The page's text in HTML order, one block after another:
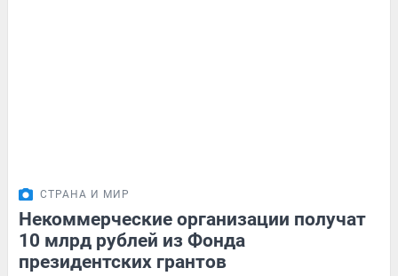
СТРАНА И МИР
Некоммерческие организации получат
10 млрд рублей из Фонда
президентских грантов